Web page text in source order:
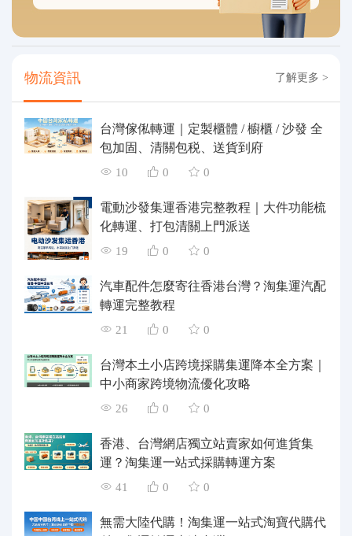
物流資訊 了解更多 >
台灣傢俬轉運｜定製櫃體 / 櫥櫃 / 沙發 全
包加固、清關包税、送貨到府
10 0 0
電動沙發集運香港完整教程｜大件功能梳
化轉運、打包清關上門派送
19 0 0
汽車配件怎麼寄往香港台灣？淘集運汽配
轉運完整教程
21 0 0
台灣本土小店跨境採購集運降本全方案｜
中小商家跨境物流優化攻略
26 0 0
香港、台灣網店獨立站賣家如何進貨集
運？淘集運一站式採購轉運方案
41 0 0
無需大陸代購！淘集運一站式淘寶代購代